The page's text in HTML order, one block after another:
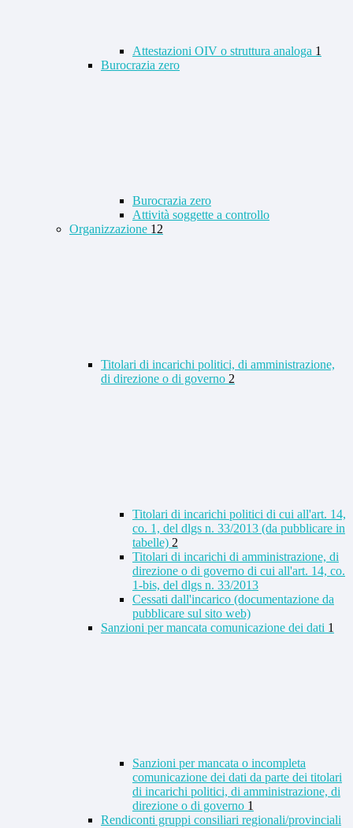
Attestazioni OIV o struttura analoga 1
Burocrazia zero
Burocrazia zero
Attività soggette a controllo
Organizzazione 12
Titolari di incarichi politici, di amministrazione,
di direzione o di governo 2
Titolari di incarichi politici di cui all'art. 14,
co. 1, del dlgs n. 33/2013 (da pubblicare in
tabelle) 2
Titolari di incarichi di amministrazione, di
direzione o di governo di cui all'art. 14, co.
1-bis, del dlgs n. 33/2013
Cessati dall'incarico (documentazione da
pubblicare sul sito web)
Sanzioni per mancata comunicazione dei dati 1
Sanzioni per mancata o incompleta
comunicazione dei dati da parte dei titolari
di incarichi politici, di amministrazione, di
direzione o di governo 1
Rendiconti gruppi consiliari regionali/provinciali